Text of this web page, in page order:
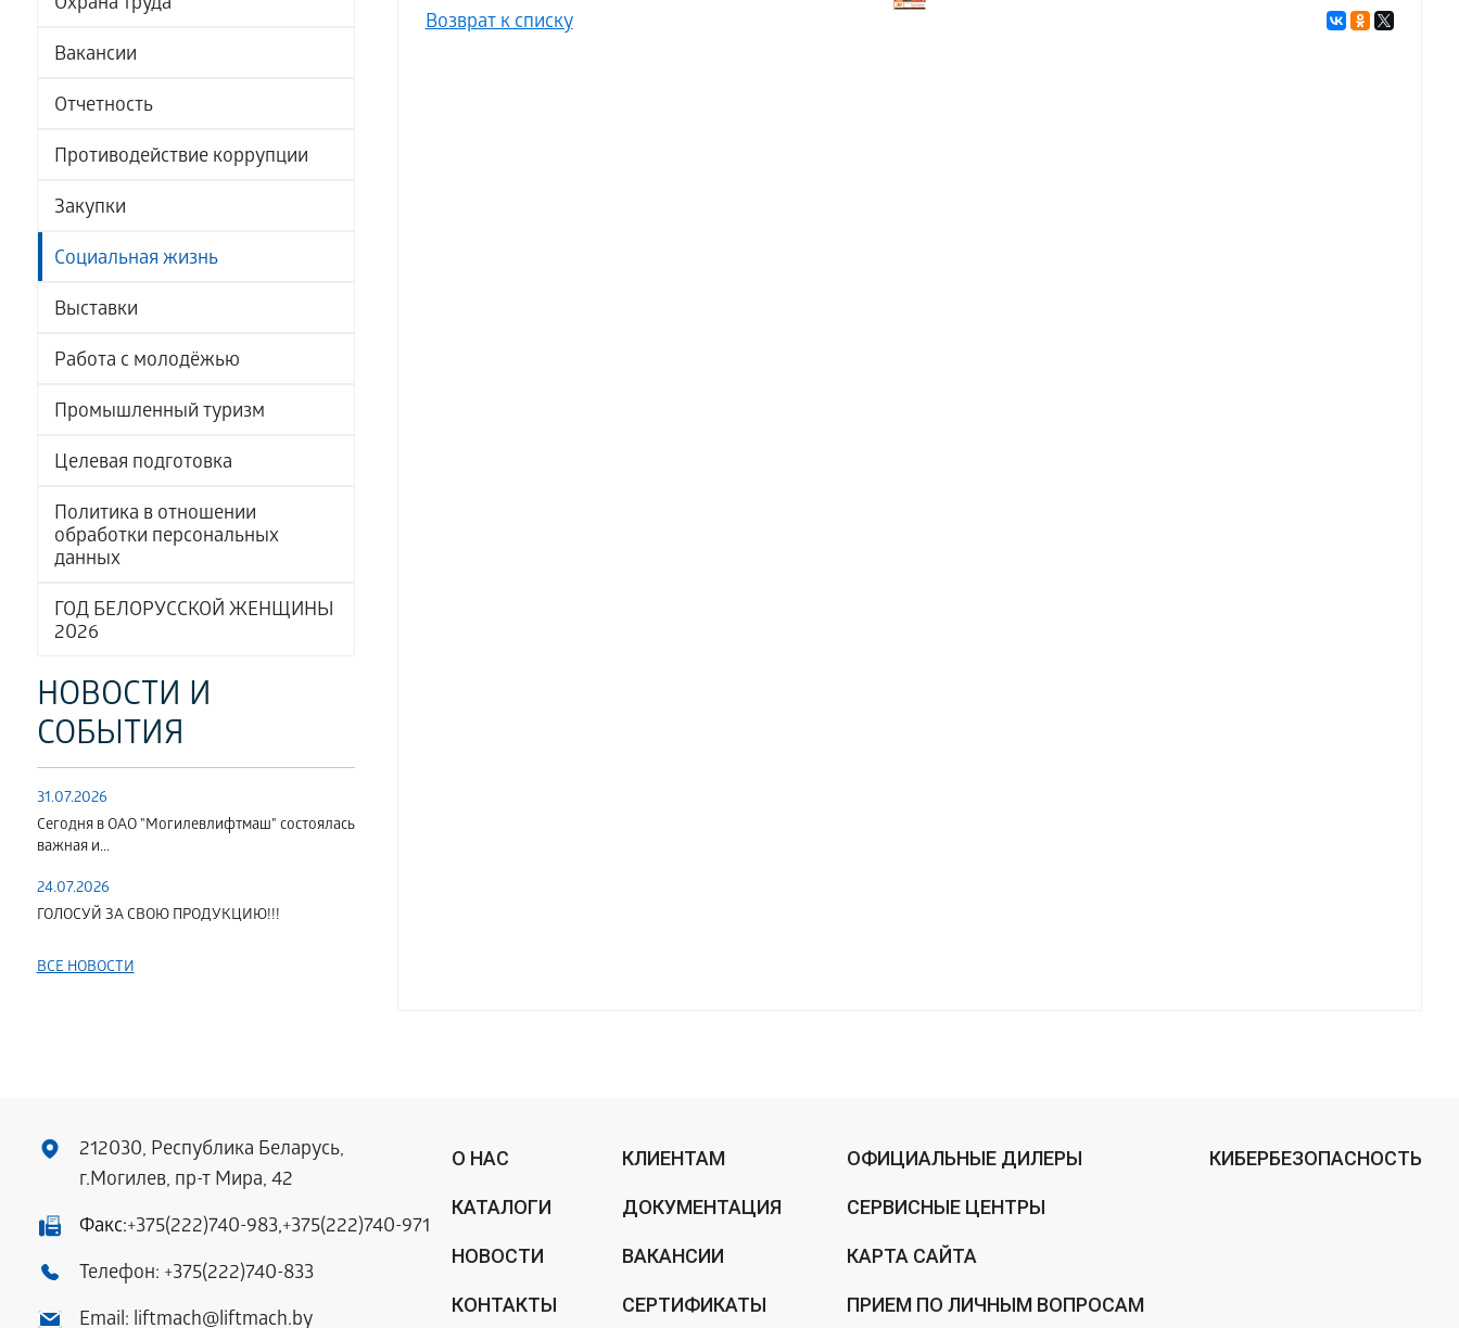
Охрана труда
Вакансии
Отчетность
Противодействие коррупции
Закупки
Социальная жизнь
Выставки
Работа с молодёжью
Промышленный туризм
Целевая подготовка
Политика в отношении
обработки персональных
данных
ГОД БЕЛОРУССКОЙ ЖЕНЩИНЫ
2026
НОВОСТИ И
СОБЫТИЯ
31.07.2026
Сегодня в ОАО "Могилевлифтмаш" состоялась
важная и...
24.07.2026
ГОЛОСУЙ ЗА СВОЮ ПРОДУКЦИЮ!!!
ВСЕ НОВОСТИ
Возврат к списку
212030, Республика Беларусь,
г.Могилев, пр-т Мира, 42
Факс:+375(222)740-983,+375(222)740-971
Телефон: +375(222)740-833
Email: liftmach@liftmach.by
О НАС
КАТАЛОГИ
НОВОСТИ
КОНТАКТЫ
КЛИЕНТАМ
ДОКУМЕНТАЦИЯ
ВАКАНСИИ
СЕРТИФИКАТЫ
ОФИЦИАЛЬНЫЕ ДИЛЕРЫ
СЕРВИСНЫЕ ЦЕНТРЫ
КАРТА САЙТА
ПРИЕМ ПО ЛИЧНЫМ ВОПРОСАМ
КИБЕРБЕЗОПАСНОСТЬ